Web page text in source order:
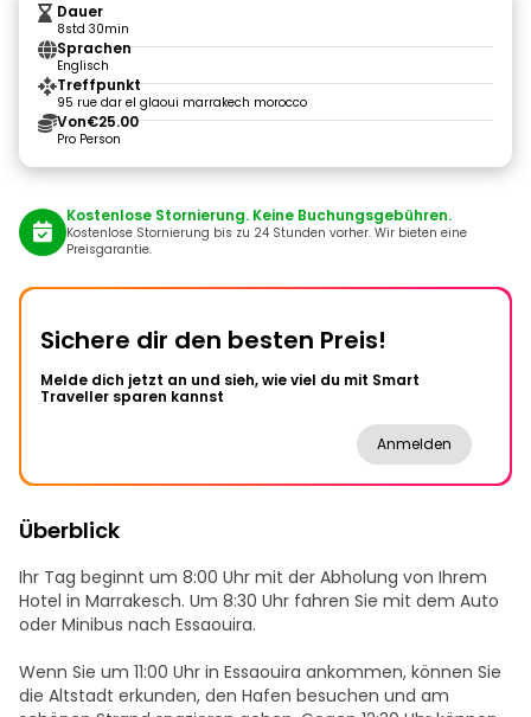
Dauer
8std 30min
Sprachen
Englisch
Treffpunkt
95 rue dar el glaoui marrakech morocco
Von€25.00
Pro Person
Kostenlose Stornierung. Keine Buchungsgebühren.
Kostenlose Stornierung bis zu 24 Stunden vorher. Wir bieten eine
Preisgarantie.
Sichere dir den besten Preis!
Melde dich jetzt an und sieh, wie viel du mit Smart
Traveller sparen kannst
Anmelden
Überblick
Ihr Tag beginnt um 8:00 Uhr mit der Abholung von Ihrem
Hotel in Marrakesch. Um 8:30 Uhr fahren Sie mit dem Auto
oder Minibus nach Essaouira.
Wenn Sie um 11:00 Uhr in Essaouira ankommen, können Sie
die Altstadt erkunden, den Hafen besuchen und am